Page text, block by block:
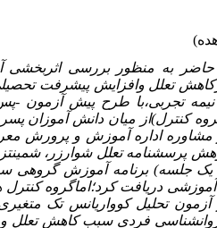
به منظور بررسی اثربخشی
تعلل وافزایش پیشرفت
مشاوره اداره آموزش و پرورش
آزمون تحلیل کوواریانس تک
فردی سبب کاهش تعلل